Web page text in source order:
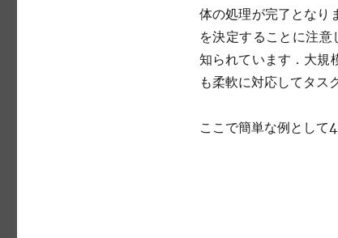
体の処理が完了となり
を決定することに注
知られています．大規
も柔軟に対応してタス
ここで簡単な例として